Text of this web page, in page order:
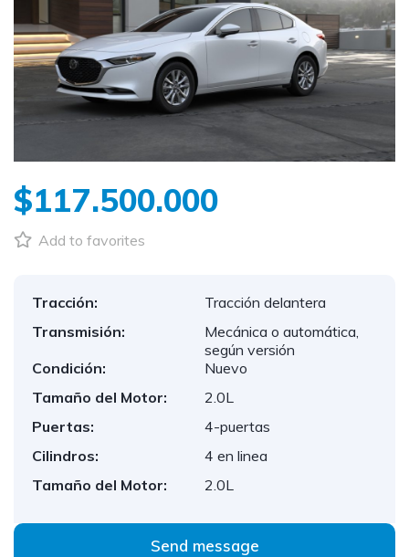
$117.500.000
Add to favorites
Tracción:
Tracción delantera
Transmisión:
Mecánica o automática,
según versión
Condición:
Nuevo
Tamaño del Motor:
2.0L
Puertas:
4-puertas
Cilindros:
4 en linea
Tamaño del Motor:
2.0L
Send message